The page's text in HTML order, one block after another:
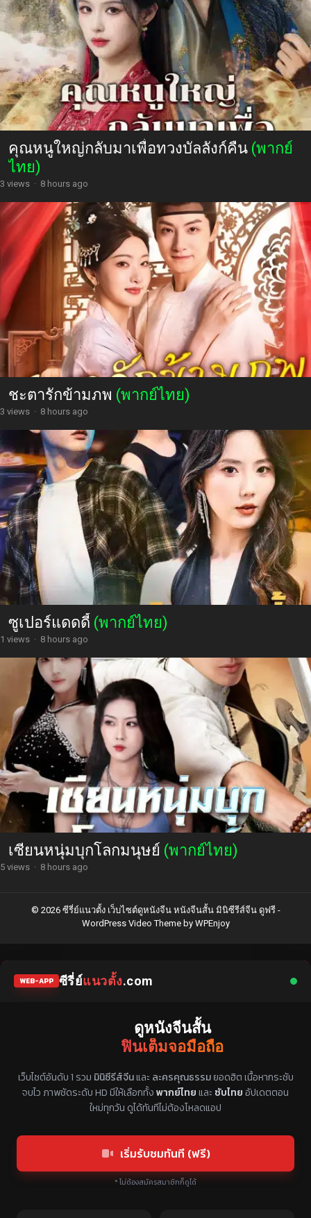
คุณหนูใหญ่กลับมาเพื่อทวงบัลลังก์คืน (พากย์
ไทย)
3 views · 8 hours ago
ชะตารักข้ามภพ (พากย์ไทย)
3 views · 8 hours ago
ซูเปอร์แดดดี้ (พากย์ไทย)
1 views · 8 hours ago
เซียนหนุ่มบุกโลกมนุษย์ (พากย์ไทย)
5 views · 8 hours ago
© 2026 ซีรี่ย์แนวตั้ง เว็บไซต์ดูหนังจีน หนังจีนสั้น มินิซีรีส์จีน ดูฟรี -
WordPress Video Themeby WPEnjoy
WEB-APP ซีรี่ย์แนวตั้ง.com
ดูหนังจีนสั้น
ฟินเต็มจอมือถือ
เว็บไซต์อันดับ 1 รวม มินิซีรีส์จีนและ ละครคุณธรรมยอดฮิต เนื้อหากระชับ
จบไว ภาพชัดระดับ HD มีให้เลือกทั้งพากย์ไทยและ ซับไทยอัปเดตตอน
ใหม่ทุกวัน ดูได้ทันทีไม่ต้องโหลดแอป
เริ่มรับชมทันที (ฟรี)
* ไม่ต้องสมัครสมาชิกก็ดูได้